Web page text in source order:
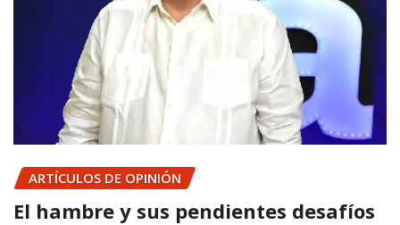
ARTÍCULOS DE OPINIÓN
El hambre y sus pendientes desafíos